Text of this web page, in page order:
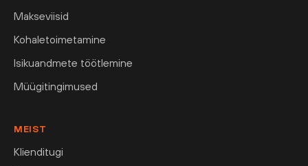
Makseviisid
Kohaletoimetamine
Isikuandmete töötlemine
Müügitingimused
MEIST
Klienditugi